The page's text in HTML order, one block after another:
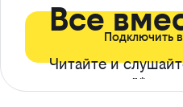
Все
Читайте и
ограничений*
Подключить